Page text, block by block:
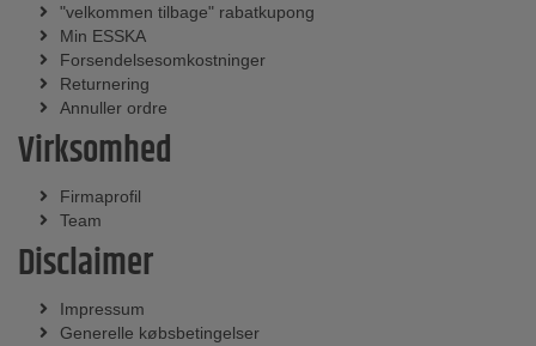
"velkommen tilbage" rabatkupong
Min ESSKA
Forsendelsesomkostninger
Returnering
Annuller ordre
Virksomhed
Firmaprofil
Team
Disclaimer
Impressum
Generelle købsbetingelser